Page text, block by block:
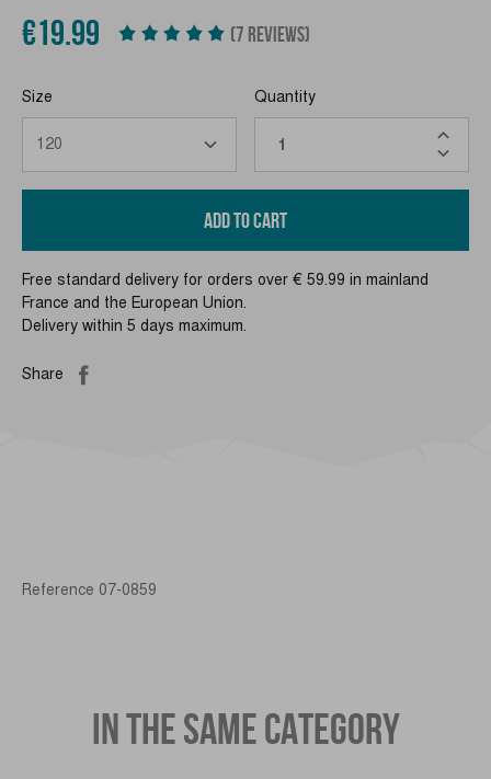
€19.99 (7 REVIEWS)
Size Quantity
ADD TO CART
Free standard delivery for orders over € 59.99 in mainland
France and the European Union.
Delivery within 5 days maximum.
Share
Reference 07-0859
IN THE SAME CATEGORY